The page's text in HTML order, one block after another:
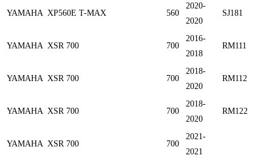
YAMAHA XP560E T-MAX 560
2020-
2020
SJ181
YAMAHA XSR 700 700
2016-
2018
RM111
YAMAHA XSR 700 700
2018-
2020
RM112
YAMAHA XSR 700 700
2018-
2020
RM122
YAMAHA XSR 700 700
2021-
2021